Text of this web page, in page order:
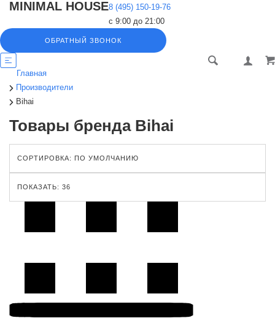
MINIMAL HOUSE8 (495) 150-19-76
с 9:00 до 21:00
ОБРАТНЫЙ ЗВОНОК
Главная
Производители
Bihai
Товары бренда Bihai